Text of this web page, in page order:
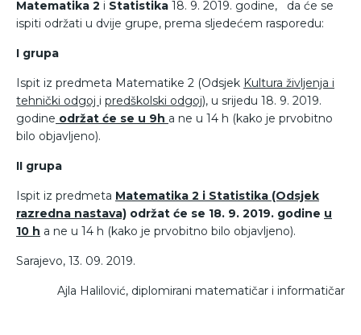
Matematika 2 i Statistika 18. 9. 2019. godine, da će se
ispiti održati u dvije grupe, prema sljedećem rasporedu:
I grupa
Ispit iz predmeta Matematike 2 (Odsjek Kultura življenja i
tehnički odgoj i predškolski odgoj), u srijedu 18. 9. 2019.
godine održat će se u 9h a ne u 14 h (kako je prvobitno
bilo objavljeno).
II grupa
Ispit iz predmeta Matematika 2 i Statistika (Odsjek
razredna nastava) održat će se 18. 9. 2019. godine u
10 h a ne u 14 h (kako je prvobitno bilo objavljeno).
Sarajevo, 13. 09. 2019.
Ajla Halilović, diplomirani matematičar i informatičar